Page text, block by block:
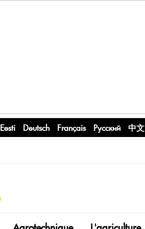
Eesti Deutsch Français Русский 中文